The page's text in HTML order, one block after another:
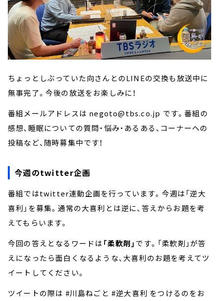
ちょっとしぶっていた向さんとのLINEの交換も放送中に
無事完了。今後の放送をお楽しみに！
番組メールアドレスは negoto@tbs.co.jp です。番組の
感想、睡眠についての質問・悩み・あるある、コーナーへの
投稿など、随時募集中です！
今週のtwitter企画
番組ではtwitter連動企画を行っています。今週は「逆大
喜利」を募集。通常の大喜利とは逆に、答えからお題を考
えてもらいます。
今回の答えとなるワードは 「柔軟剤」です。「柔軟剤」が答
えになったら面白くなるような、大喜利のお題を考えてツ
イートしてください。
ツイートの際は #川島ねごと #逆大喜利 をつけるのをお